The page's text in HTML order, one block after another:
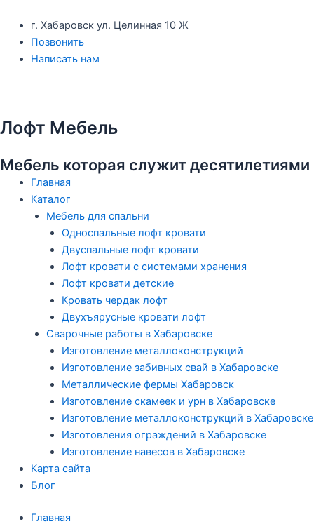
содержимому
г. Хабаровск ул. Целинная 10 Ж
Позвонить
Написать нам
Лофт Мебель
Мебель которая служит десятилетиями
Главная
Каталог
Мебель для спальни
Односпальные лофт кровати
Двуспальные лофт кровати
Лофт кровати с системами хранения
Лофт кровати детские
Кровать чердак лофт
Двухъярусные кровати лофт
Сварочные работы в Хабаровске
Изготовление металлоконструкций
Изготовление забивных свай в Хабаровске
Металлические фермы Хабаровск
Изготовление скамеек и урн в Хабаровске
Изготовление металлоконструкций в Хабаровске
Изготовления ограждений в Хабаровске
Изготовление навесов в Хабаровске
Карта сайта
Блог
Главная